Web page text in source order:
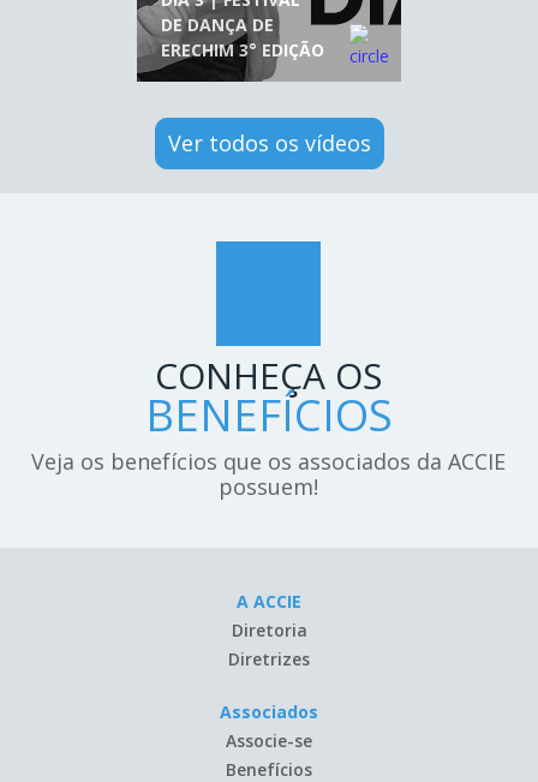
DE DANÇA DE
ERECHIM 3° EDIÇÃO
Ver todos os vídeos
CONHEÇA OS
BENEFÍCIOS
Veja os benefícios que os associados da ACCIE
possuem!
A ACCIE
Diretoria
Diretrizes
Associados
Associe-se
Benefícios